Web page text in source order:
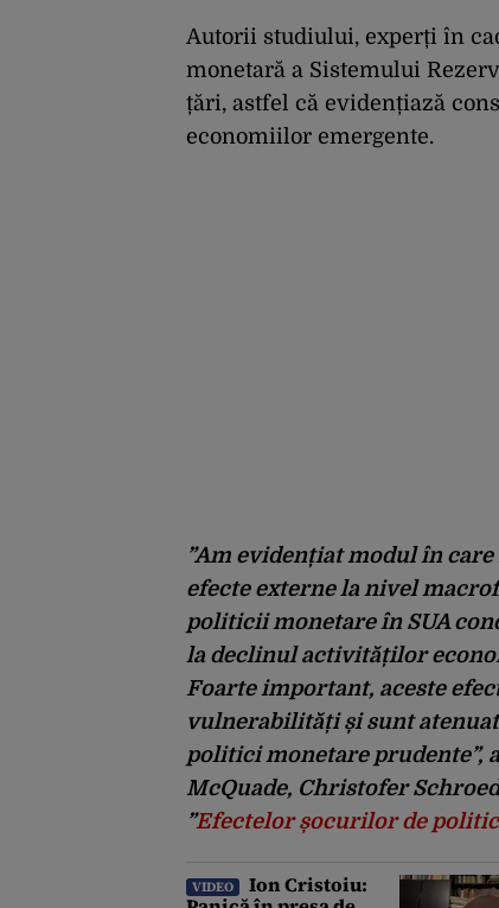
Autorii studiului, experți în
monetară a Sistemului
țări, astfel că evidențiază
economiilor emergente.
”Am evidențiat modul în
efecte externe la nivel
politicii monetare în SUA
la declinul activităților
Foarte important, aceste
vulnerabilități și sunt
politici monetare prudente”,
McQuade, Christofer
”Efectelor șocurilor de
VIDEO
Ion Cristoiu: